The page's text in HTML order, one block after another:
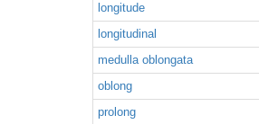
longitude
longitudinal
medulla oblongata
oblong
prolong